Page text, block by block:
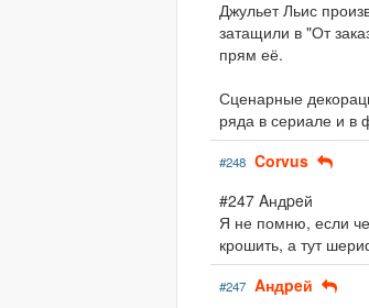
Джульет Льис
затащили в "От
прям её.
Сценарные
ряда в сериале и в
#248 Corvus
#247 Aндpeй
Я не помню, если
крошить, а тут
#247 Aндpeй